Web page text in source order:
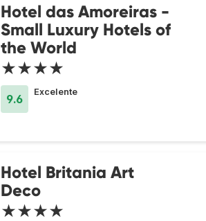
Hotel das Amoreiras -
Small Luxury Hotels of
the World
★★★★
9.6
Excelente
Hotel Britania Art
Deco
★★★★